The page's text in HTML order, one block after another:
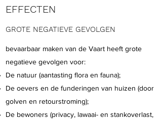
EFFECTEN
GROTE NEGATIEVE GEVOLGEN
bevaarbaar maken van de Vaart heeft grote
negatieve gevolgen voor:
De natuur (aantasting flora en fauna);
De oevers en de funderingen van huizen (door
golven en retourstroming);
De bewoners (privacy, lawaai- en stankoverlast,